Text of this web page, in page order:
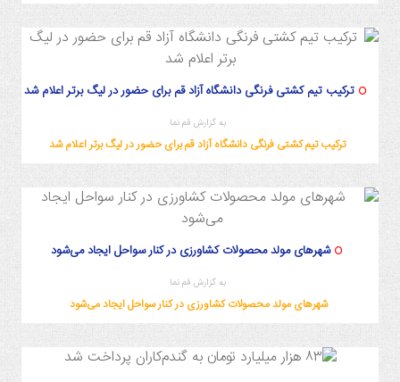
ترکیب تیم کشتی فرنگی دانشگاه آزاد قم برای حضور در لیگ برتر اعلام شد
به گزارش قم نما
ترکیب تیم کشتی فرنگی دانشگاه آزاد قم برای حضور در لیگ برتر اعلام شد
شهرهای مولد محصولات کشاورزی در کنار سواحل ایجاد می‌شود
به گزارش قم نما
شهرهای مولد محصولات کشاورزی در کنار سواحل ایجاد می‌شود